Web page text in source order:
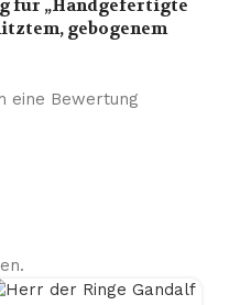
für „Handgefertigte
gebogenem
eine Bewertung